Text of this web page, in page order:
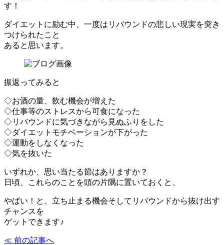
す！
ダイエットに励む中、一度はリバウンドの悲しい現実を突き
つけられたこと
あると思います。
振返ってみると
◇お酒の量、飲む機会が増えた
◇仕事等のストレスから可食になった
◇リバウンドに気づきながら見ぬふりをした
◇ダイエットモチベーションが下がった
◇運動をしなくなった
◇気を抜いた
いずれか、思い当たる節はありますか？
日頃、これらのことを頭の片隅に置いておくと、
やばい！と、立ち止まる機会そしてリバウンドから抜け出す
チャンスを
ゲットできます♪
≪ 前の記事へ